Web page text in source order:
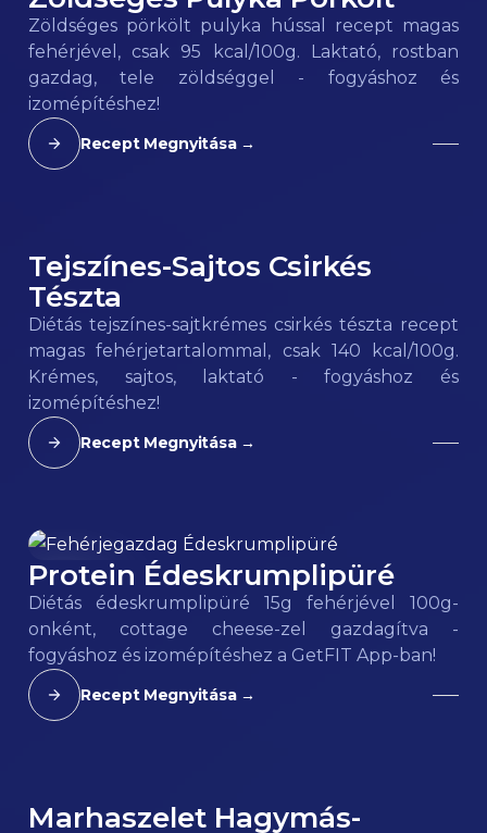
Zöldséges pörkölt pulyka hússal recept magas
fehérjével, csak 95 kcal/100g. Laktató, rostban
gazdag, tele zöldséggel - fogyáshoz és
izomépítéshez!
Recept Megnyitása →
140 kcal
Tejszínes-Sajtos Csirkés
Tészta
Diétás tejszínes-sajtkrémes csirkés tészta recept
magas fehérjetartalommal, csak 140 kcal/100g.
Krémes, sajtos, laktató - fogyáshoz és
izomépítéshez!
Recept Megnyitása →
95kcal
Protein Édeskrumplipüré
Diétás édeskrumplipüré 15g fehérjével 100g-
onként, cottage cheese-zel gazdagítva -
fogyáshoz és izomépítéshez a GetFIT App-ban!
Recept Megnyitása →
120kcal
Marhaszelet Hagymás-